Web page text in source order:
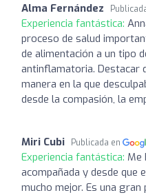
Alma Fernández
Experiencia fantástica:
proceso de salud
de alimentación a un tipo
antinflamatoria. Destacar
manera en la que
desde la compasión, la
Miri Cubi Publicada en
Experiencia fantástica: Me
acompañada y desde que
mucho mejor. Es una gran